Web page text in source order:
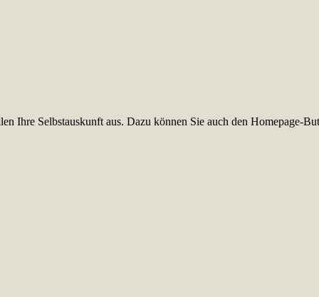
Ihre Selbstauskunft aus. Dazu können Sie auch den Homepage-